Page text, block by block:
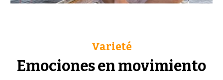
Emociones en movimiento
Varieté